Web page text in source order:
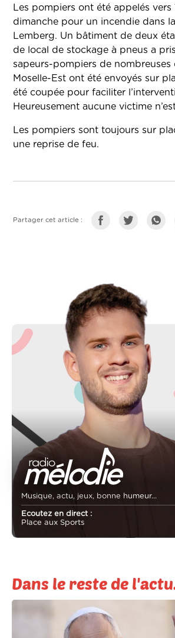
Les pompiers ont été appelés vers
dimanche pour un incendie dans
Lemberg. Un bâtiment de deux
de local de stockage à pneus a
sapeurs-pompiers de nombreuses
Moselle-Est ont été envoyés sur
été coupée pour faciliter
Heureusement aucune victime
Les pompiers sont toujours sur
une reprise de feu.
Partager cet article :
Musique, actu, jeux, bonne humeur...
Ecoutez en direct :
Place aux Sports
Dans le reste de